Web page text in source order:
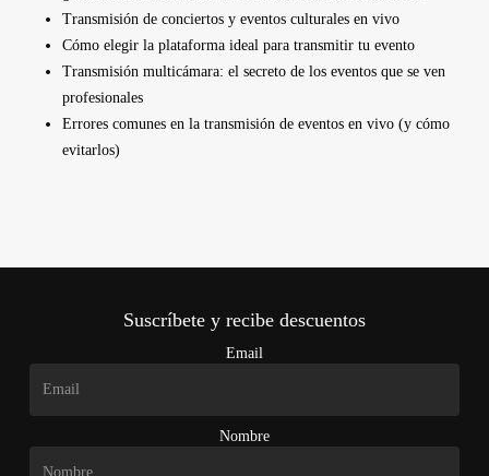
Transmisión de conciertos y eventos culturales en vivo
Cómo elegir la plataforma ideal para transmitir tu evento
Transmisión multicámara: el secreto de los eventos que se ven
profesionales
Errores comunes en la transmisión de eventos en vivo (y cómo
evitarlos)
Suscríbete y recibe descuentos
Email
Nombre